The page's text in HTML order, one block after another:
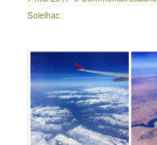
Solelhac